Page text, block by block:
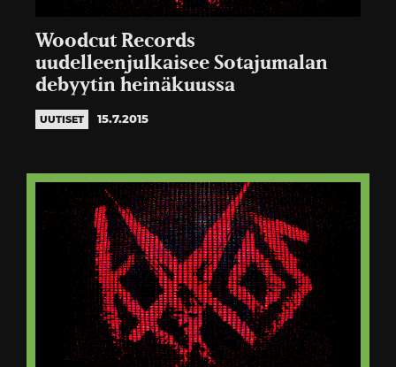
Woodcut Records
uudelleenjulkaisee Sotajumalan
debyytin heinäkuussa
UUTISET 15.7.2015